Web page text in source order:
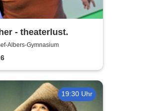
- theaterlust.
Albers-Gymnasium
19:30 Uhr